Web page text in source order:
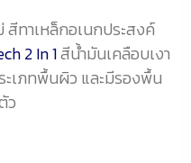
ทาเหล็กอเนกประสงค์
2 In 1สีน้ำมันเคลือบเงา
ะเภทพื้นผิว และมีรองพื้น
ว